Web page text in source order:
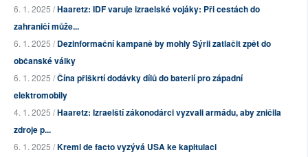
6. 1. 2025 /Haaretz: IDF varuje izraelské vojáky: Při cestách do
zahraničí může...
6. 1. 2025 /Dezinformační kampaně by mohly Sýrii zatlačit zpět do
občanské války
6. 1. 2025 /Čína přiškrtí dodávky dílů do baterií pro západní
elektromobily
4. 1. 2025 /Haaretz: Izraelští zákonodárci vyzvali armádu, aby zničila
zdroje p...
6. 1. 2025 /Kreml de facto vyzývá USA ke kapitulaci